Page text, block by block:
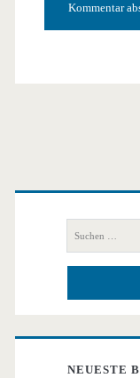
Primäre
nach:
NEUESTE